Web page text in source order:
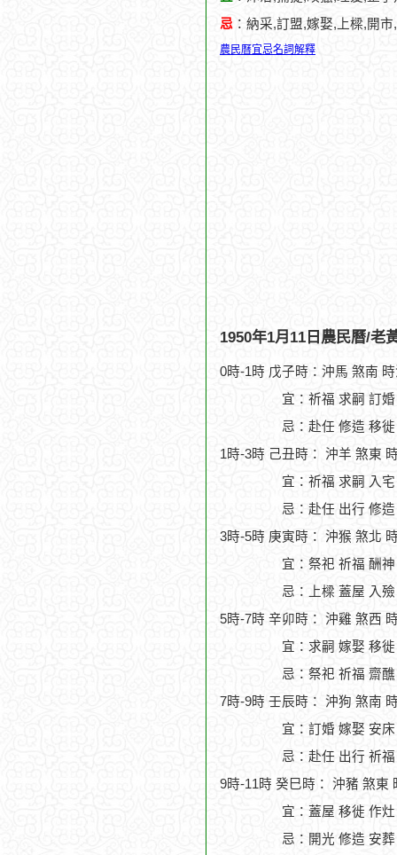
忌 ：納采,訂盟,嫁娶,上樑,開
農民曆宜忌名詞解釋
1950年1月11日農民曆/老
0時-1時 戊子時：沖馬 煞南
宜：祈福 求嗣 訂
忌：赴任 修造 移
1時-3時 己丑時： 沖羊 煞東
宜：祈福 求嗣 入
忌：赴任 出行 修
3時-5時 庚寅時： 沖猴 煞北
宜：祭祀 祈福 酬
忌：上樑 蓋屋 入殮
5時-7時 辛卯時： 沖雞 煞西
宜：求嗣 嫁娶 移
忌：祭祀 祈福 齋
7時-9時 壬辰時： 沖狗 煞南
宜：訂婚 嫁娶 安
忌：赴任 出行 祈
9時-11時 癸巳時： 沖豬 煞東
宜：蓋屋 移徙 作
忌：開光 修造 安葬